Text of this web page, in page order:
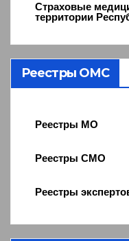
Страховые
территории
Реестры ОМС
Реестры МО
Реестры СМО
Реестры